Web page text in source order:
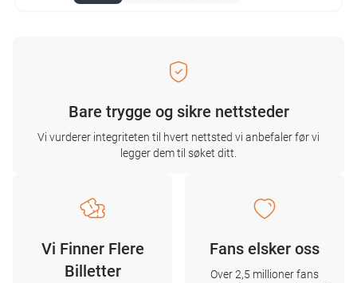
Bare trygge og sikre nettsteder
Vi vurderer integriteten til hvert nettsted vi anbefaler før vi
legger dem til søket ditt.
Vi Finner Flere
Billetter
Fans elsker oss
Over 2,5 millioner fans